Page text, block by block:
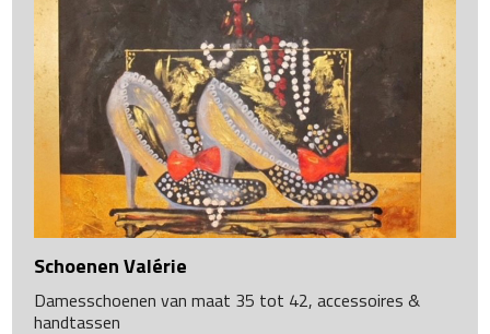
Schoenen Valérie
Damesschoenen van maat 35 tot 42, accessoires &
handtassen